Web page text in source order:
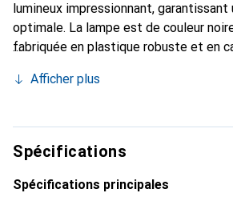
lumineux impressionnant,
optimale. La lampe est de couleur
fabriquée en plastique robuste et en
caractéristiques en font un compagnon
des environnements sombres. La
fonctionne avec une batterie qui
charge de 120 heures, permettant une
terme. Sa conception est pensée pour
Afficher plus
Spécifications
Spécifications principales